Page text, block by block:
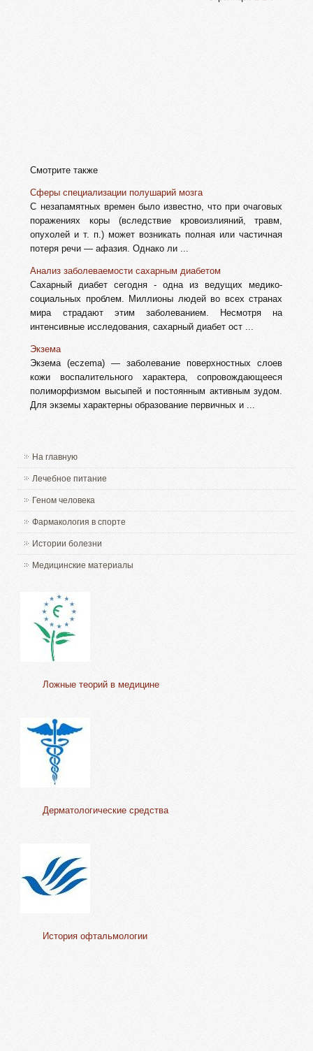
Смотрите также
Сферы специализации полушарий мозга
С незапамятных времен было известно, что при очаговых
поражениях коры (вследствие кровоизлияний, травм,
опухолей и т. п.) может возникать полная или частичная
потеря речи — афазия. Однако ли ...
Анализ заболеваемости сахарным диабетом
Сахарный диабет сегодня - одна из ведущих медико-
социальных проблем. Миллионы людей во всех странах
мира страдают этим заболеванием. Несмотря на
интенсивные исследования, сахарный диабет ост ...
Экзема
Экзема (eczema) — заболевание поверхностных слоев
кожи вос­палительного характера, сопровождающееся
полиморфизмом высыпей и постоянным активным зудом.
Для экземы характерны об­разование первичных и ...
На главную
Лечебное питание
Геном человека
Фармакология в спорте
Истории болезни
Медицинские материалы
Ложные теорий в медицине
Дерматологические средства
История офтальмологии